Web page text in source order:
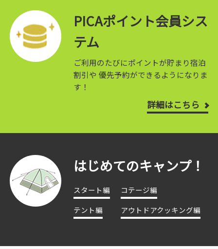
PICAポイント会員シス
テム
ご利用のたびにポイントが貯まり宿泊
割引や 優先予約ができるようになりま
す！
詳細はこちら
はじめてのキャンプ！
スタート編
コテージ編
テント編
アウトドアクッキング編